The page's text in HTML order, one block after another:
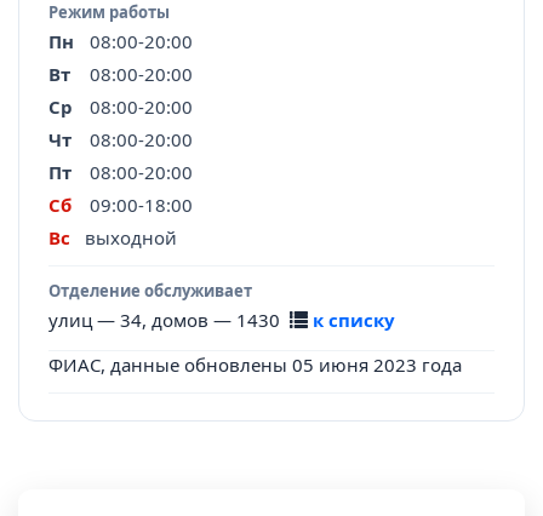
Режим работы
Пн
08:00-20:00
Вт
08:00-20:00
Ср
08:00-20:00
Чт
08:00-20:00
Пт
08:00-20:00
Сб
09:00-18:00
Вс
выходной
Отделение обслуживает
улиц — 34, домов — 1430 к списку
ФИАС, данные обновлены 05 июня 2023 года